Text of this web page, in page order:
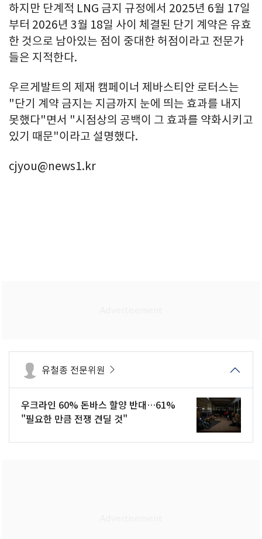
하지만 단계적 LNG 금지 규정에서 2025년 6월 17일
부터 2026년 3월 18일 사이 체결된 단기 계약은 유효
한 것으로 남아있는 점이 중대한 허점이라고 전문가
들은 지적한다.
우르게발트의 제재 캠페이너 제바스티안 로터스는
"단기 계약 금지는 지금까지 눈에 띄는 효과를 내지
못했다"면서 "시점상의 공백이 그 효과를 약화시키고
있기 때문"이라고 설명했다.
cjyou@news1.kr
유철종 전문위원
우크라인 60% 돈바스 할양 반대…61%
"필요한 만큼 전쟁 견딜 것"